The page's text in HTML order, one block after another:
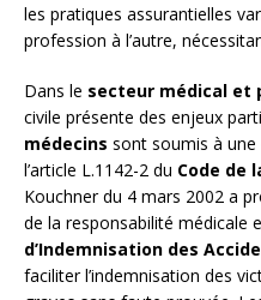
les pratiques assurantielles
profession à l’autre,
Dans le secteur médical et
civile présente des enjeux
médecins sont soumis à une
l’article L.1142-2 du Code de
Kouchner du 4 mars 2002 a
de la responsabilité médicale
d’Indemnisation des
faciliter l’indemnisation des